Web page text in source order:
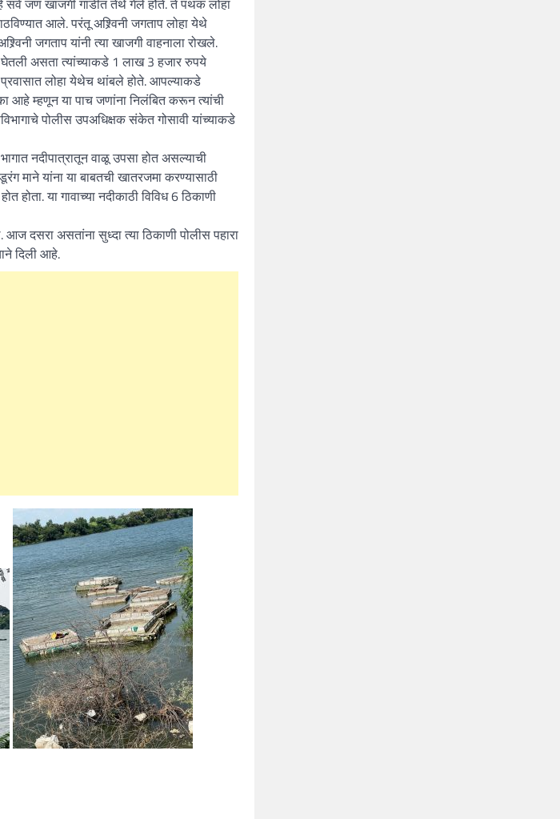
आले. परंतू अश्र्विनी जगताप लोहा येथे
जगताप यांनी त्या खाजगी वाहनाला रोखले.
घेतली असता त्यांच्याकडे 1 लाख 3 हजार रुपये
लोहा येथेच थांबले होते. आपल्याकडे
आहे म्हणून या पाच जणांना निलंबित करून त्यांची
पोलीस उपअधिक्षक संकेत गोसावी यांच्याकडे
नदीपात्रातून वाळू उपसा होत असल्याची
माने यांना या बाबतची खातरजमा करण्यासाठी
या गावाच्या नदीकाठी विविध 6 ठिकाणी
आज दसरा असतांना सुध्दा त्या ठिकाणी पोलीस पहारा
दिली आहे.